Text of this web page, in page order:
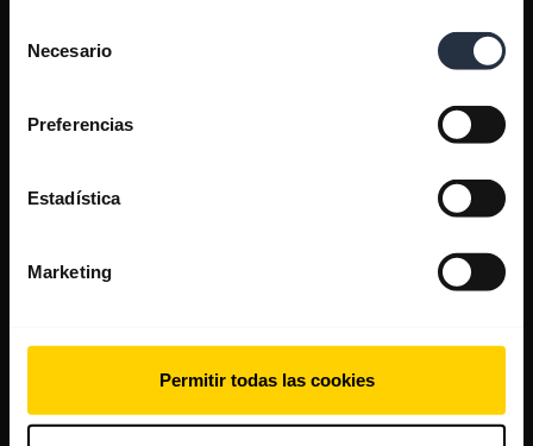
Necesario
Preferencias
Estadística
Marketing
Permitir todas las cookies